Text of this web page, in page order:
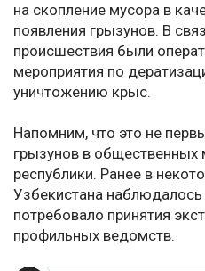
на скопление мусора в
появления грызунов. В
происшествия были
мероприятия по
уничтожению крыс.
Напомним, что это не
грызунов в общественных
республики. Ранее в
Узбекистана наблюдалось
потребовало принятия
профильных ведомств.